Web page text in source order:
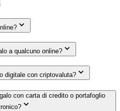
a qualcuno online?
digitale con criptovaluta?
con carta di credito o portafoglio